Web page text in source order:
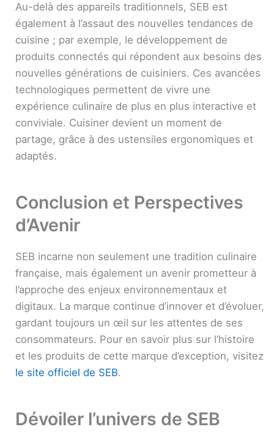
Au-delà des appareils traditionnels, SEB est
également à l’assaut des nouvelles tendances de
cuisine ; par exemple, le développement de
produits connectés qui répondent aux besoins des
nouvelles générations de cuisiniers. Ces avancées
technologiques permettent de vivre une
expérience culinaire de plus en plus interactive et
conviviale. Cuisiner devient un moment de
partage, grâce à des ustensiles ergonomiques et
adaptés.
Conclusion et Perspectives
d’Avenir
SEB incarne non seulement une tradition culinaire
française, mais également un avenir prometteur à
l’approche des enjeux environnementaux et
digitaux. La marque continue d’innover et d’évoluer,
gardant toujours un œil sur les attentes de ses
consommateurs. Pour en savoir plus sur l’histoire
et les produits de cette marque d’exception, visitez
le site officiel de SEB.
Dévoiler l’univers de SEB